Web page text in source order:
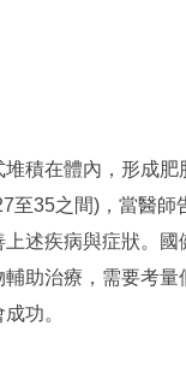
積在體內，形成
35之間)，當醫師
述疾病與症狀。
助治療，需要考
功。